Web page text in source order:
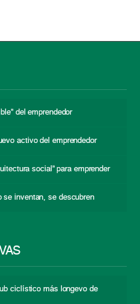
del emprendedor
activo del emprendedor
social” para emprender
se inventan, se descubren
ciclístico más longevo de